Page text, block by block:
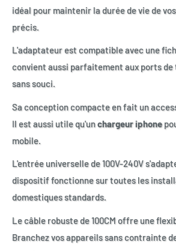
idéal pour maintenir la durée de vie de
précis.
L'adaptateur est compatible avec une
convient aussi parfaitement aux ports de
sans souci.
Sa conception compacte en fait un
Il est aussi utile qu'unchargeur iphone
mobile.
L'entrée universelle de 100V-240V
dispositif fonctionne sur toutes les
domestiques standards.
Le câble robuste de 100CM offre une
Branchez vos appareils sans contrainte